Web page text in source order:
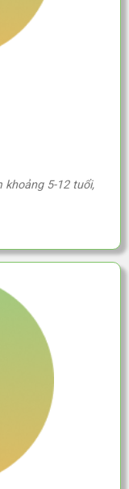
khoảng 5-12 tuổi,